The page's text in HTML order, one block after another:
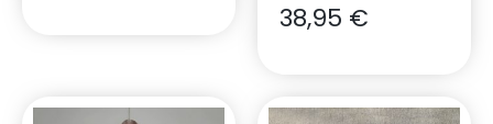
38,95 €